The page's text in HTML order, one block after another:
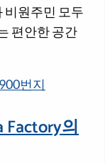
비원주민 모두
편안한 공간
번지
Factory의